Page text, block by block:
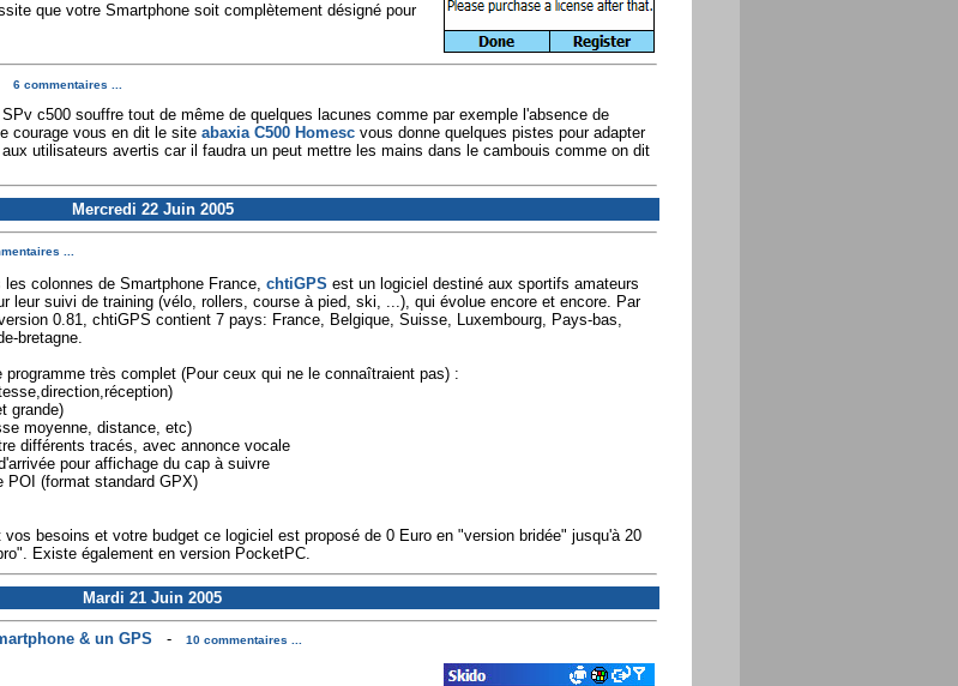
que votre Smartphone soit complètement désigné pour
6 commentaires ...
c500 souffre tout de même de quelques lacunes comme par exemple l'absence de
courage vous en dit le site abaxia C500 Homescvous donne quelques pistes pour adapter
utilisateurs avertis car il faudra un peut mettre les mains dans le cambouis comme on dit
Mercredi 22 Juin 2005
...
les colonnes de Smartphone France, chtiGPS est un logiciel destiné aux sportifs amateurs
leur suivi de training (vélo, rollers, course à pied, ski, ...), qui évolue encore et encore. Par
0.81, chtiGPS contient 7 pays: France, Belgique, Suisse, Luxembourg, Pays-bas,
bretagne.
programme très complet (Pour ceux qui ne le connaîtraient pas) :
grande)
moyenne, distance, etc)
différents tracés, avec annonce vocale
pour affichage du cap à suivre
POI (format standard GPX)
vos besoins et votre budget ce logiciel est proposé de 0 Euro en "version bridée" jusqu'à 20
Existe également en version PocketPC.
Mardi 21 Juin 2005
& un GPS -
10 commentaires ...